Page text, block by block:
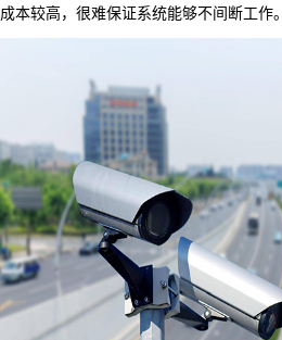
成本较高，很难保证系统能够不间断工作。